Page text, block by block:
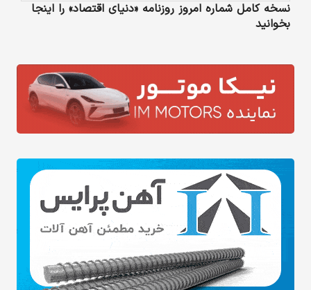
نسخه کامل شماره امروز روزنامه «دنیای‌ اقتصاد» را اینجا
بخوانید